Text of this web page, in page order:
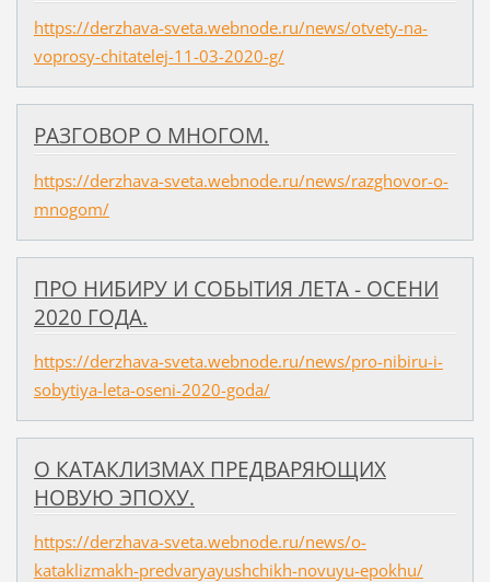
https://derzhava-sveta.webnode.ru/news/otvety-na-
voprosy-chitatelej-11-03-2020-g/
РАЗГОВОР О МНОГОМ.
https://derzhava-sveta.webnode.ru/news/razghovor-o-
mnogom/
ПРО НИБИРУ И СОБЫТИЯ ЛЕТА - ОСЕНИ
2020 ГОДА.
https://derzhava-sveta.webnode.ru/news/pro-nibiru-i-
sobytiya-leta-oseni-2020-goda/
О КАТАКЛИЗМАХ ПРЕДВАРЯЮЩИХ
НОВУЮ ЭПОХУ.
https://derzhava-sveta.webnode.ru/news/o-
kataklizmakh-predvaryayushchikh-novuyu-epokhu/